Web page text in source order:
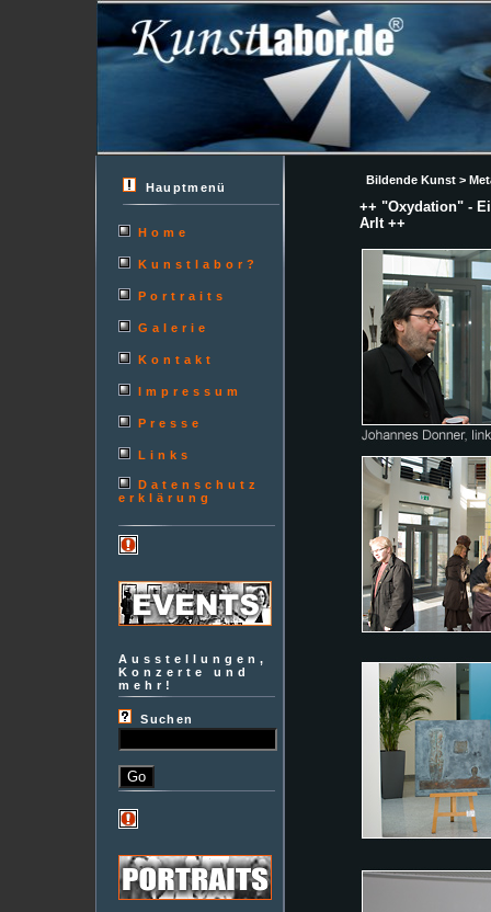
Hauptmenü
Home
Kunstlabor?
Portraits
Galerie
Kontakt
Impressum
Presse
Links
Datenschutz
erklärung
Ausstellungen,
Konzerte und
mehr!
Suchen
Bildende Kunst >
++ "Oxydation" -
Arlt ++